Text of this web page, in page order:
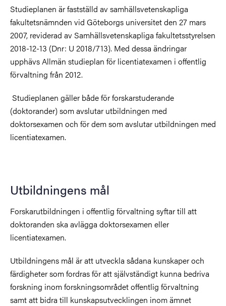
Studieplanen är fastställd av samhällsvetenskapliga
fakultetsnämnden vid Göteborgs universitet den 27 mars
2007, reviderad av Samhällsvetenskapliga fakultetsstyrelsen
2018-12-13 (Dnr: U 2018/713). Med dessa ändringar
upphävs Allmän studieplan för licentiatexamen i offentlig
förvaltning från 2012.
Studieplanen gäller både för forskarstuderande
(doktorander) som avslutar utbildningen med
doktorsexamen och för dem som avslutar utbildningen med
licentiatexamen.
Utbildningens mål
Forskarutbildningen i offentlig förvaltning syftar till att
doktoranden ska avlägga doktorsexamen eller
licentiatexamen.
Utbildningens mål är att utveckla sådana kunskaper och
färdigheter som fordras för att självständigt kunna bedriva
forskning inom forskningsområdet offentlig förvaltning
samt att bidra till kunskapsutvecklingen inom ämnet